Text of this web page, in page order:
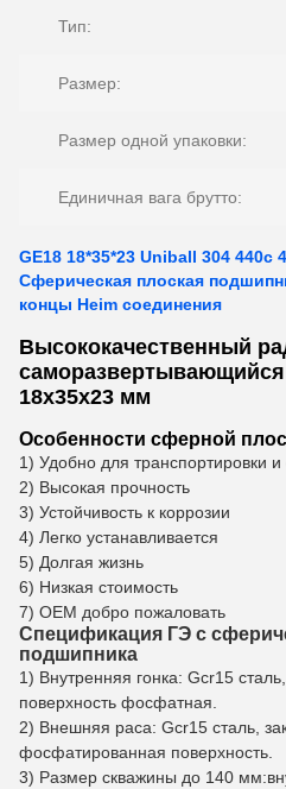
Тип:
Размер:
Размер одной упаковки:
Единичная вага брутто:
GE18 18*35*23 Uniball 304
Сферическая плоская
концы Heim соединения
Высококачественный
18x35x23 мм
Особенности сферной
1) Удобно для транспортировки и
2) Высокая прочность
3) Устойчивость к коррозии
4) Легко устанавливается
5) Долгая жизнь
6) Низкая стоимость
7) OEM добро пожаловать
Спецификация ГЭ с
подшипника
1) Внутренняя гонка: Gcr15
поверхность фосфатная.
2) Внешняя раса: Gcr15 сталь,
фосфатированная поверхность.
3) Размер скважины до 140